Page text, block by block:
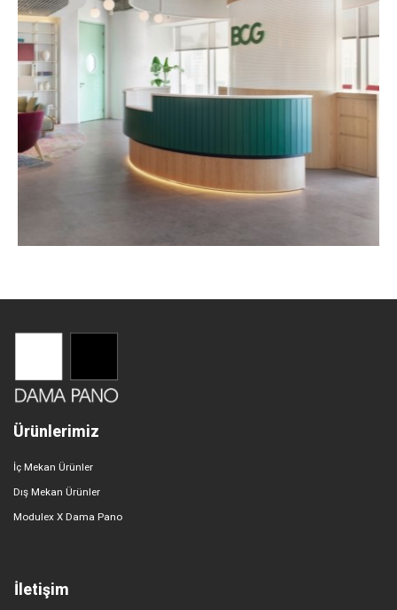
Ürünlerimiz
İç Mekan Ürünler
Dış Mekan Ürünler
Modulex X Dama Pano
İletişim